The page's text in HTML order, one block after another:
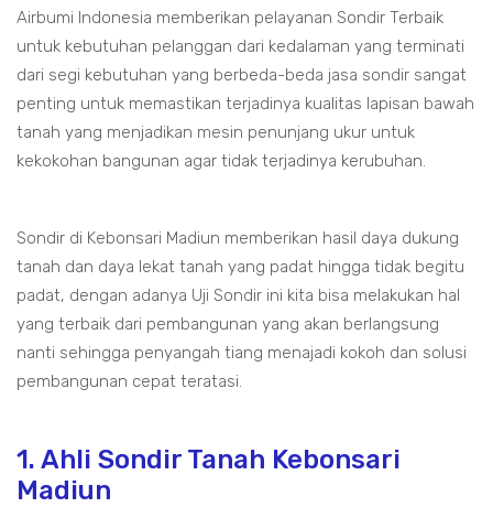
Airbumi Indonesia memberikan pelayanan Sondir Terbaik
untuk kebutuhan pelanggan dari kedalaman yang terminati
dari segi kebutuhan yang berbeda-beda jasa sondir sangat
penting untuk memastikan terjadinya kualitas lapisan bawah
tanah yang menjadikan mesin penunjang ukur untuk
kekokohan bangunan agar tidak terjadinya kerubuhan.
Sondir di Kebonsari Madiun memberikan hasil daya dukung
tanah dan daya lekat tanah yang padat hingga tidak begitu
padat, dengan adanya Uji Sondir ini kita bisa melakukan hal
yang terbaik dari pembangunan yang akan berlangsung
nanti sehingga penyangah tiang menajadi kokoh dan solusi
pembangunan cepat teratasi.
1. Ahli Sondir Tanah Kebonsari
Madiun